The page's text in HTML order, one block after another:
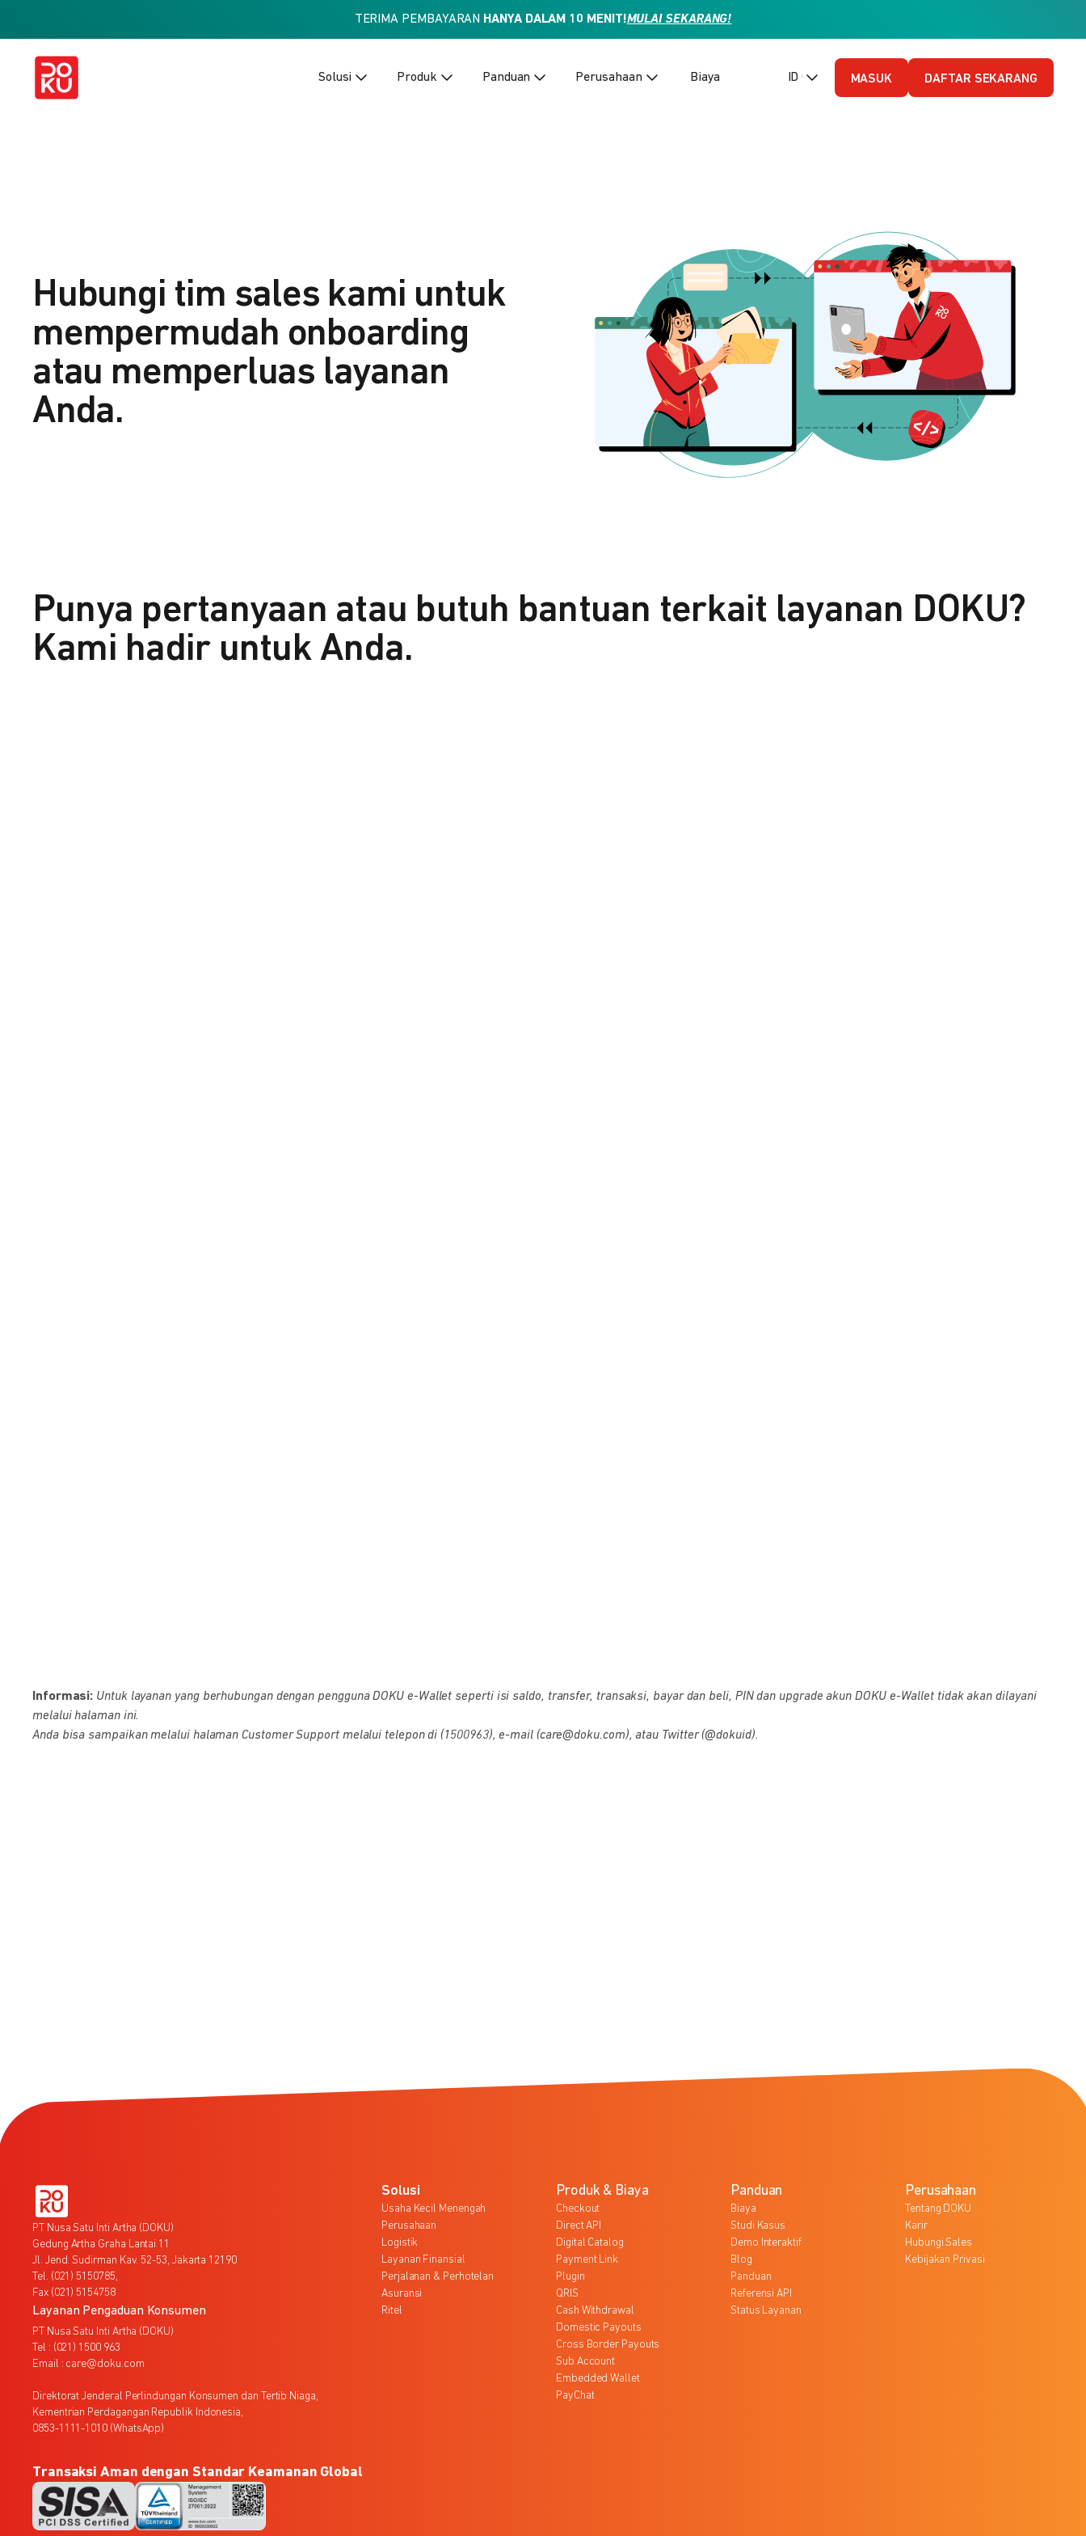
TERIMA PEMBAYARAN HANYA DALAM 10 MENIT!MULAI SEKARANG!
Solusi Produk Panduan Perusahaan Biaya ID (Bahasa Indonesia)
MASUK DAFTAR SEKARANG
Hubungi tim sales kami untuk
mempermudah onboarding
atau memperluas layanan
Anda.
Punya pertanyaan atau butuh bantuan terkait layanan DOKU?
Kami hadir untuk Anda.
Informasi: Untuk layanan yang berhubungan dengan pengguna DOKU e-Wallet seperti isi saldo, transfer, transaksi, bayar dan beli, PIN dan upgrade akun DOKU e-Wallet tidak akan dilayani
melalui halaman ini.
Anda bisa sampaikan melalui halaman Customer Support melalui telepon di (1500963), e-mail (care@doku.com), atau Twitter (@dokuid).
PT Nusa Satu Inti Artha (DOKU)
Gedung Artha Graha Lantai 11
Jl. Jend. Sudirman Kav. 52-53, Jakarta 12190
Tel. (021) 5150785,
Fax (021) 5154758
Layanan Pengaduan Konsumen
PT Nusa Satu Inti Artha (DOKU)
Tel : (021) 1500 963
Email : care@doku.com
Direktorat Jenderal Perlindungan Konsumen dan Tertib Niaga,
Kementrian Perdagangan Republik Indonesia,
0853-1111-1010 (WhatsApp)
Solusi
Usaha Kecil Menengah
Perusahaan
Logistik
Layanan Finansial
Perjalanan & Perhotelan
Asuransi
Ritel
Produk & Biaya
Checkout
Direct API
Digital Catalog
Payment Link
Plugin
QRIS
Cash Withdrawal
Domestic Payouts
Cross Border Payouts
Sub Account
Embedded Wallet
PayChat
Panduan
Biaya
Studi Kasus
Demo Interaktif
Blog
Panduan
Referensi API
Status Layanan
Perusahaan
Tentang DOKU
Karir
Hubungi Sales
Kebijakan Privasi
Transaksi Aman dengan Standar Keamanan Global